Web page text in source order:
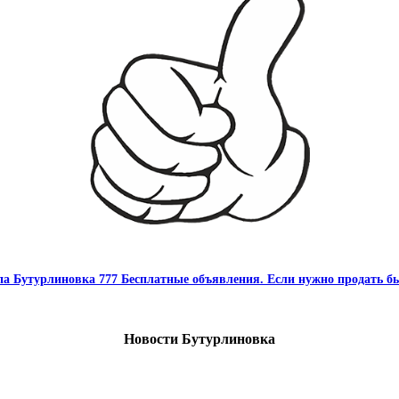
Бутурлиновка 777 Бесплатные объявления. Если нужно продать
Новости Бутурлиновка